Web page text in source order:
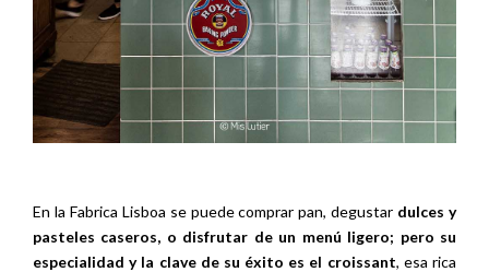
En la Fabrica Lisboa se puede comprar pan, degustar dulces y
pasteles caseros, o disfrutar de un menú ligero; pero su
especialidad y la clave de su éxito es el croissant, esa rica